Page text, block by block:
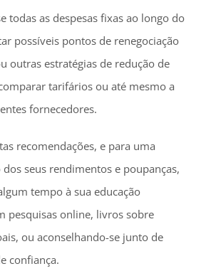
todas as despesas fixas ao longo do
possíveis pontos de renegociação
outras estratégias de redução de
tarifários ou até mesmo a
fornecedores.
recomendações, e para uma
seus rendimentos e poupanças,
tempo à sua educação
pesquisas online, livros sobre
ou aconselhando-se junto de
confiança.